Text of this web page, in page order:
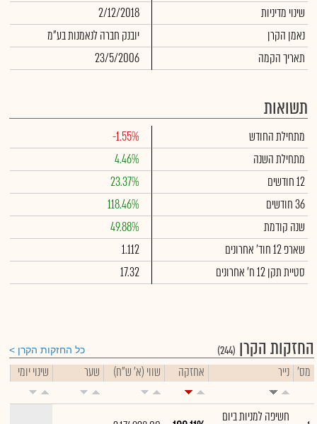
שינוי מדיניות
2/12/2018
נאמן הקרן
יובנק חברה לנאמנות בע"מ
תאריך הקמה
23/5/2006
תשואות
מתחילת החודש
-1.55%
מתחילת השנה
4.46%
12 חודשים
23.37%
36 חודשים
118.46%
שנה קודמת
49.88%
שארפ 12 חוד' אחרונים
1.112
סטיית תקן 12 ח' אחרונים
17.32
החזקות הקרן (244) כל החזקות הקרן
מס' נייר אחזקה שווי (א' ש"ח) שער שינוי יומי
חשיפה למניות ביום